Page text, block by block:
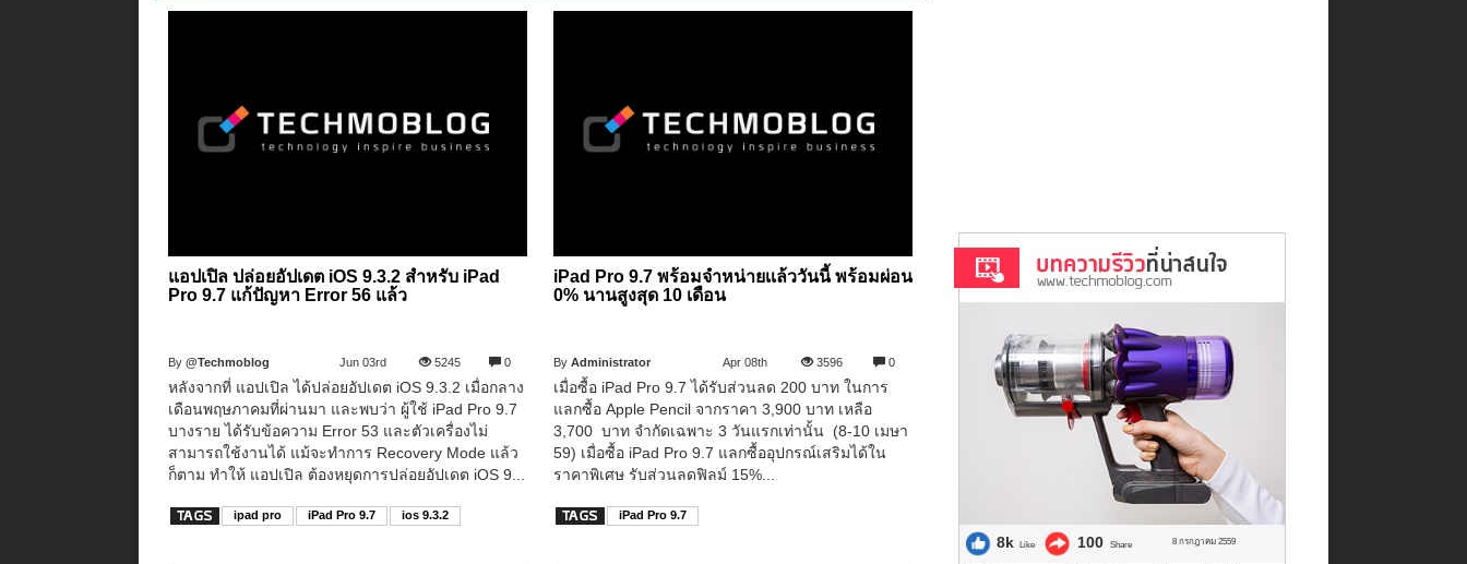
แอปเปิล ปล่อยอัปเดต iOS 9.3.2 สำหรับ iPad
Pro 9.7 แก้ปัญหา Error 56 แล้ว
By@Techmoblog Jun 03rd 5245 0
หลังจากที่ แอปเปิล ได้ปล่อยอัปเดต iOS 9.3.2 เมื่อกลาง
เดือนพฤษภาคมที่ผ่านมา และพบว่า ผู้ใช้ iPad Pro 9.7
บางราย ได้รับข้อความ Error 53 และตัวเครื่องไม่
สามารถใช้งานได้ แม้จะทำการ Recovery Mode แล้ว
ก็ตาม ทำให้ แอปเปิล ต้องหยุดการปล่อยอัปเดต iOS 9...
ipad pro iPad Pro 9.7 ios 9.3.2
iPad Pro 9.7 พร้อมจำหน่ายเเล้ววันนี้ พร้อมผ่อน
0% นานสูงสุด 10 เดือน
ByAdministrator Apr 08th 3596 0
เมื่อซื้อ iPad Pro 9.7 ได้รับส่วนลด 200 บาท ในการ
แลกซื้อ Apple Pencil จากราคา 3,900 บาท เหลือ
3,700 บาท จำกัดเฉพาะ 3 วันแรกเท่านั้น (8-10 เมษา
59) เมื่อซื้อ iPad Pro 9.7 แลกซื้ออุปกรณ์เสริมได้ใน
ราคาพิเศษ รับส่วนลดฟิลม์ 15%...
iPad Pro 9.7
8k Like 100 Share 8 กรกฎาคม 2559